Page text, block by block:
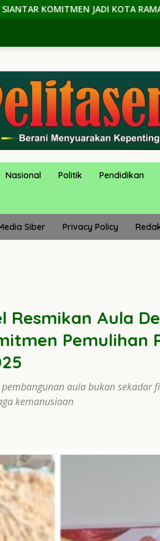
RAMAH ANAK: DARI NARASI KE
Nasional Politik Pendidikan
Siber Privacy Policy
Resmikan Aula
Pemulihan
pembangunan aula bukan sekadar
kemanusiaan